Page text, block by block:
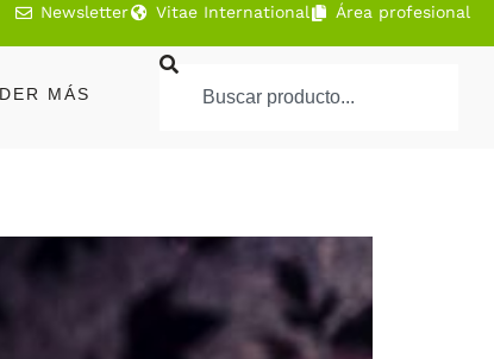
Newsletter Vitae International Área profesional
MÁS